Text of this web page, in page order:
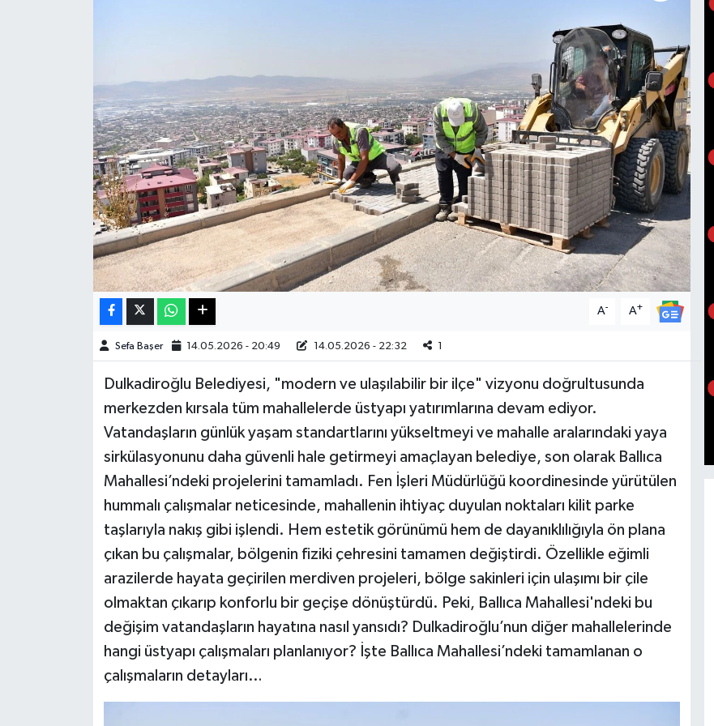
A- A+
Sefa Başer 14.05.2026 - 20:49 14.05.2026 - 22:32 1
Dulkadiroğlu Belediyesi, "modern ve ulaşılabilir bir ilçe" vizyonu doğrultusunda
merkezden kırsala tüm mahallelerde üstyapı yatırımlarına devam ediyor.
Vatandaşların günlük yaşam standartlarını yükseltmeyi ve mahalle aralarındaki yaya
sirkülasyonunu daha güvenli hale getirmeyi amaçlayan belediye, son olarak Ballıca
Mahallesi’ndeki projelerini tamamladı. Fen İşleri Müdürlüğü koordinesinde yürütülen
hummalı çalışmalar neticesinde, mahallenin ihtiyaç duyulan noktaları kilit parke
taşlarıyla nakış gibi işlendi. Hem estetik görünümü hem de dayanıklılığıyla ön plana
çıkan bu çalışmalar, bölgenin fiziki çehresini tamamen değiştirdi. Özellikle eğimli
arazilerde hayata geçirilen merdiven projeleri, bölge sakinleri için ulaşımı bir çile
olmaktan çıkarıp konforlu bir geçişe dönüştürdü. Peki, Ballıca Mahallesi'ndeki bu
değişim vatandaşların hayatına nasıl yansıdı? Dulkadiroğlu’nun diğer mahallelerinde
hangi üstyapı çalışmaları planlanıyor? İşte Ballıca Mahallesi’ndeki tamamlanan o
çalışmaların detayları…
Magazin
Manşet Altı
Manşetler
Resmi İlan
SürManşet
KAHRAMANMARAŞ